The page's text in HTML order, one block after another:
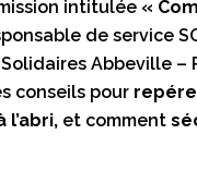
intitulée «
de service
Abbeville
conseils pour
l’abri, et comment